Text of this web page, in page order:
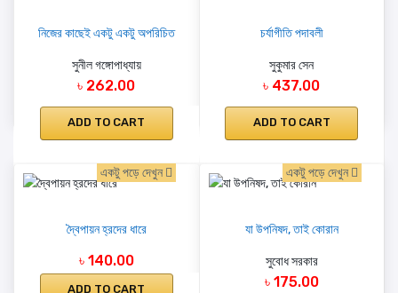
নিজের কাছেই একটু একটু অপরিচিত
সুনীল গঙ্গোপাধ্যায়
৳ 262.00
ADD TO CART
চর্যাগীতি পদাবলী
সুকুমার সেন
৳ 437.00
ADD TO CART
একটু পড়ে দেখুন
দ্বৈপায়ন হ্রদের ধারে
৳ 140.00
ADD TO CART
একটু পড়ে দেখুন
যা উপনিষদ, তাই কোরান
সুবোধ সরকার
৳ 175.00